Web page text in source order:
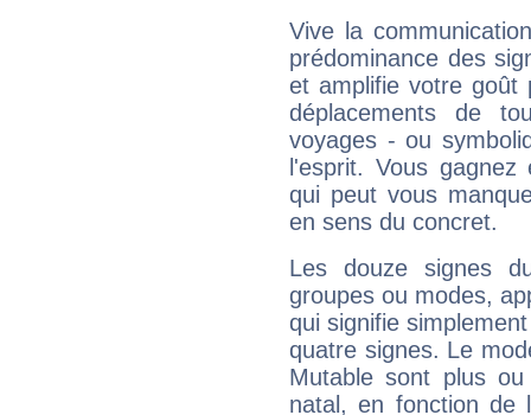
Vive la
prédominance des
et amplifie votre goût
déplacements de
voyages - ou
l'esprit. Vous
qui peut vous
en sens du concret.
Les douze signes
groupes ou modes,
qui signifie
quatre signes. Le
Mutable sont plus
natal, en fonction de